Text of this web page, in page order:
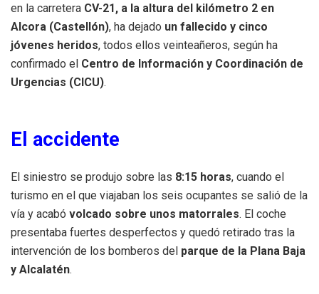
en la carretera CV-21, a la altura del kilómetro 2 en
Alcora (Castellón), ha dejado un fallecido y cinco
jóvenes heridos, todos ellos veinteañeros, según ha
confirmado el Centro de Información y Coordinación de
Urgencias (CICU).
El accidente
El siniestro se produjo sobre las 8:15 horas, cuando el
turismo en el que viajaban los seis ocupantes se salió de la
vía y acabó volcado sobre unos matorrales. El coche
presentaba fuertes desperfectos y quedó retirado tras la
intervención de los bomberos del parque de la Plana Baja
y Alcalatén.